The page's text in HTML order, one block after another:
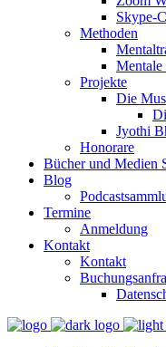
Skype-
Methoden
Projekte
Die
Jyothi
Honorare
Bücher und Medien
Blog
Termine
Anmeldung
Kontakt
Kontakt